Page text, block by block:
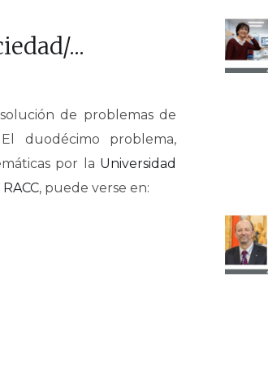
...
de problemas de
duodécimo problema,
por la Universidad
RACC, puede verse en: